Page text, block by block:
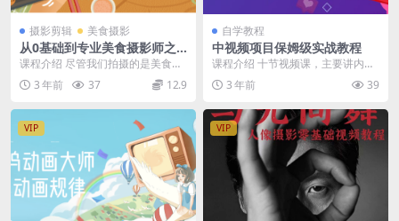
摄影剪辑 美食摄影
从0基础到专业美食摄影师之
路
课程介绍 尽管我们拍摄的是美食，
但画面内容并不能仅仅是美食本
身，太过写实在视觉上...
3 年前 37 12.9
自学教程
中视频项目保姆级实战教程
课程介绍 十节视频课，主要讲内容
制作和账号运营：包括选题、素
材、文案、配音、剪辑...
3 年前 39
VIP VIP